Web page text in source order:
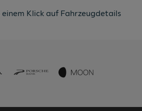
Klick auf Fahrzeugdetails